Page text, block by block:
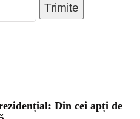
Trimite
Din cei apți de